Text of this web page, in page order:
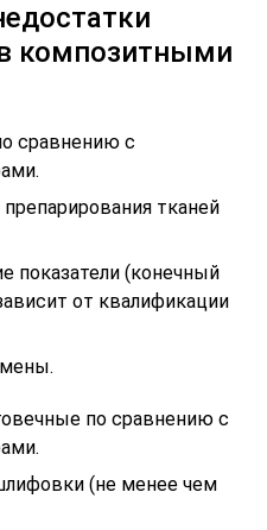
композитными
сравнению с
тканей
показатели (конечный
от квалификации
по сравнению с
(не менее чем